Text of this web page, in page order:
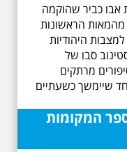
אבו כביר שהוקמה
מהמאות הראשונות
היהודיות
סבו של
מרתקים
שיימשך כשעתיים
המקומות